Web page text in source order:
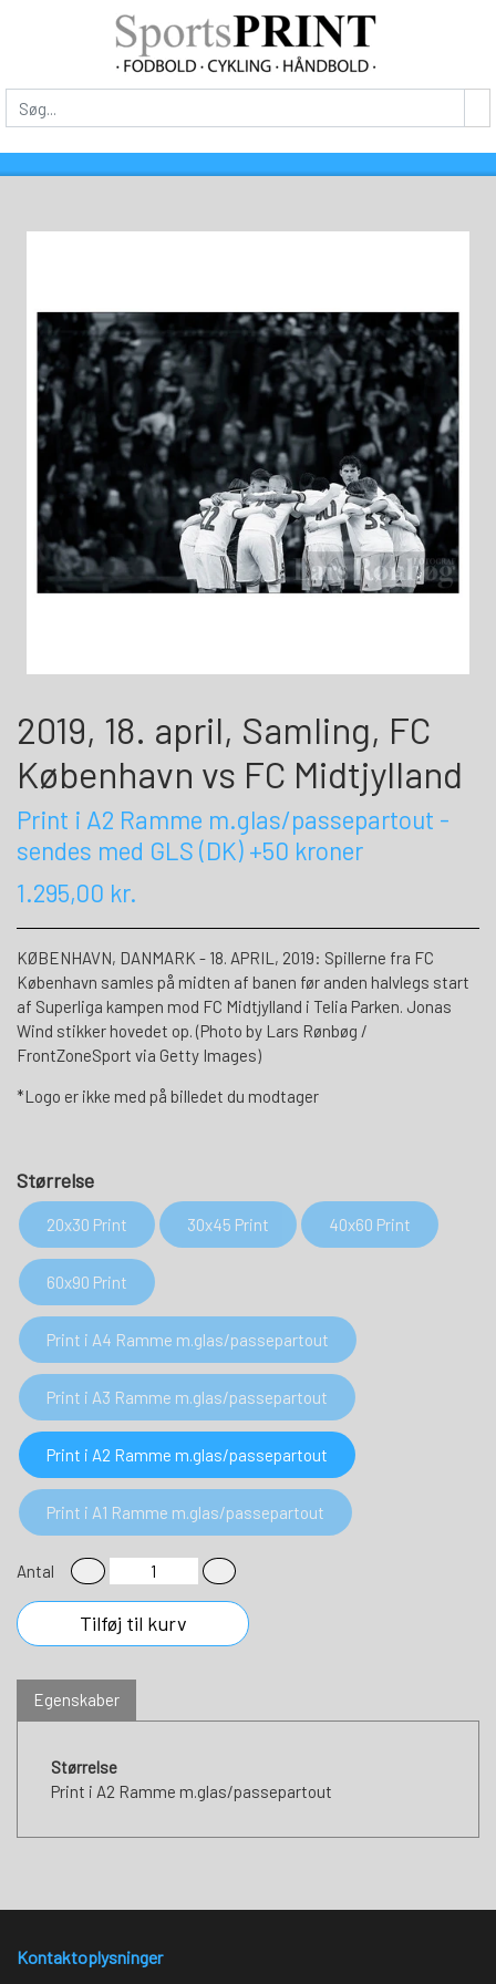
2019, 18. april, Samling, FC
København vs FC Midtjylland
Print i A2 Ramme m.glas/passepartout -
sendes med GLS (DK) +50 kroner
1.295,00 kr.
KØBENHAVN, DANMARK - 18. APRIL, 2019: Spillerne fra FC
København samles på midten af banen før anden halvlegs start
af Superliga kampen mod FC Midtjylland i Telia Parken. Jonas
Wind stikker hovedet op. (Photo by Lars Rønbøg /
FrontZoneSport via Getty Images)
*Logo er ikke med på billedet du modtager
Størrelse
20x30 Print 30x45 Print 40x60 Print
60x90 Print
Print i A4 Ramme m.glas/passepartout
Print i A3 Ramme m.glas/passepartout
Print i A2 Ramme m.glas/passepartout
Print i A1 Ramme m.glas/passepartout
Antal
Tilføj til kurv
Egenskaber
Størrelse
Print i A2 Ramme m.glas/passepartout
Kontaktoplysninger